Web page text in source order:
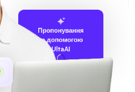
Пропонування
за допомогою
UltaAI